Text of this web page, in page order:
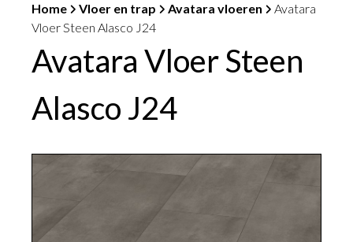
Home Vloer en trap Avatara vloeren
Avatara
Vloer Steen Alasco J24
Avatara Vloer Steen
Alasco J24